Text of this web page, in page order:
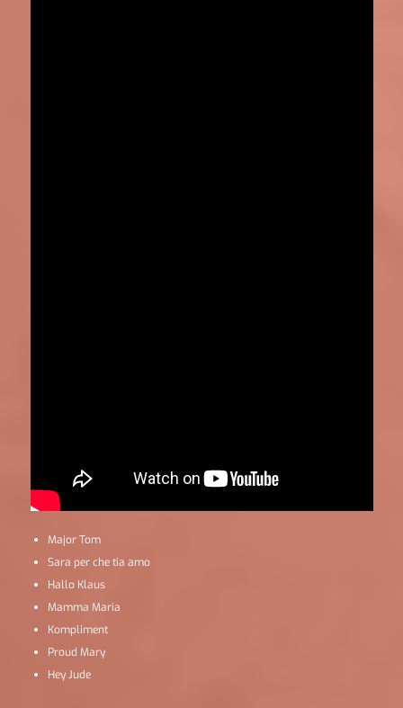
Major Tom
Sara per che tia amo
Hallo Klaus
Mamma Maria
Kompliment
Proud Mary
Hey Jude